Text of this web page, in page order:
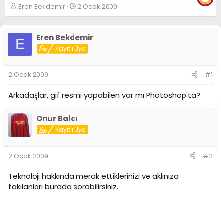
K
o
u
y
u
B
a
ş
l
a
a
n
Eren Bekdemir
B
a
a
n
ı
t
a
h
i
2 Ocak 2009
E Eren Bekdemir
Kayıtlı Üye
2 Ocak 2009 #1
Arkadaşlar, gif resmi yapabilen var mı Photoshop'ta?
Onur Balcı
Kayıtlı Üye
2 Ocak 2009 #2
Teknoloji hakkında merak ettiklerinizi ve aklınıza
takılanları burada sorabilirsiniz.